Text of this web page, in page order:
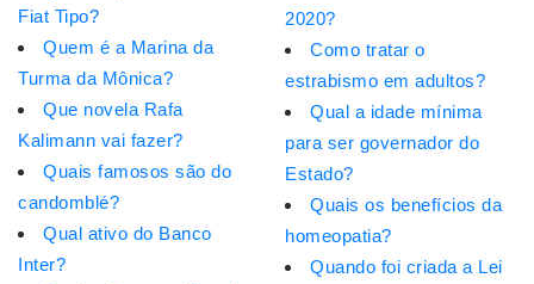
Fiat Tipo?
Quem é a Marina da
Turma da Mônica?
Que novela Rafa
Kalimann vai fazer?
Quais famosos são do
candomblé?
Qual ativo do Banco
Inter?
2020?
Como tratar o
estrabismo em adultos?
Qual a idade mínima
para ser governador do
Estado?
Quais os benefícios da
homeopatia?
Quando foi criada a Lei